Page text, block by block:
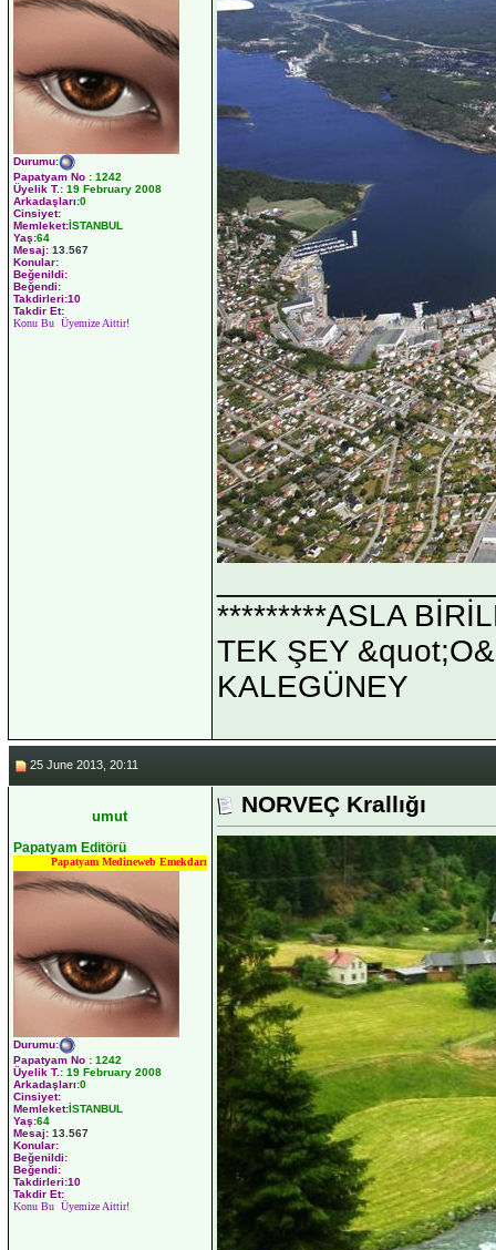
Durumu:
Papatyam No : 1242
Üyelik T.: 19 February 2008
Arkadaşları:0
Cinsiyet:
Memleket:İSTANBUL
Yaş:64
Mesaj: 13.567
Konular:
Beğenildi:
Beğendi:
Takdirleri:10
Takdir Et:
Konu Bu Üyemize Aittir!
*********ASLA
TEK ŞEY
KALEGÜNEY
25 June 2013, 20:11
umut
Papatyam Editörü
Papatyam Medineweb Emekdarı
Durumu:
Papatyam No : 1242
Üyelik T.: 19 February 2008
Arkadaşları:0
Cinsiyet:
Memleket:İSTANBUL
Yaş:64
Mesaj: 13.567
Konular:
Beğenildi:
Beğendi:
Takdirleri:10
Takdir Et:
Konu Bu Üyemize Aittir!
NORVEÇ Krallığı